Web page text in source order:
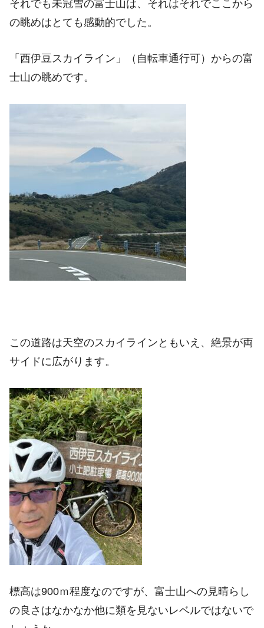
それでも未冠雪の富士山は、それはそれでここから
の眺めはとても感動的でした。
「西伊豆スカイライン」（自転車通行可）からの富
士山の眺めです。
この道路は天空のスカイラインともいえ、絶景が両
サイドに広がります。
標高は900ｍ程度なのですが、富士山への見晴らし
の良さはなかなか他に類を見ないレベルではないで